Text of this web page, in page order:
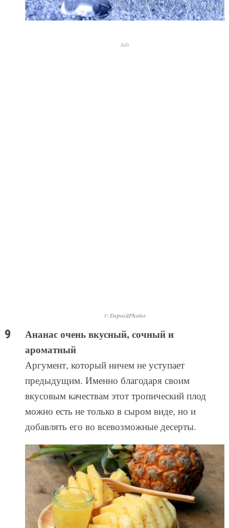
Ads
© DepositPhotos
Ананас очень вкусный, сочный и
ароматный
Аргумент, который ничем не уступает
предыдущим. Именно благодаря своим
вкусовым качествам этот тропический плод
можно есть не только в сыром виде, но и
добавлять его во всевозможные десерты.